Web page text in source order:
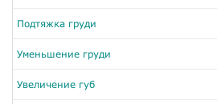
Подтяжка груди
Уменьшение груди
Увеличение губ